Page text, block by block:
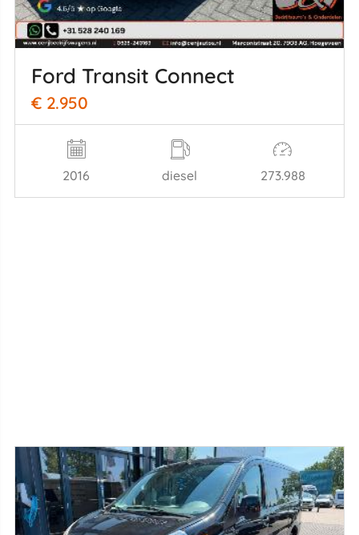
Ford Transit Connect
€ 2.950
2016 diesel 273.988